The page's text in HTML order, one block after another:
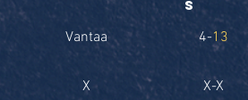
Vantaa
X
s
4-13
X-X